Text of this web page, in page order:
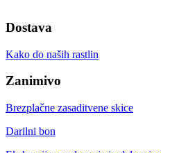
Dostava
Kako do naših rastlin
Zanimivo
Brezplačne zasaditvene skice
Darilni bon